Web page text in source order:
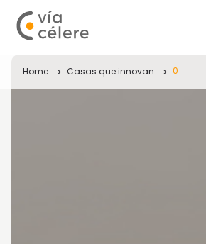
Home Casas que innovan 0